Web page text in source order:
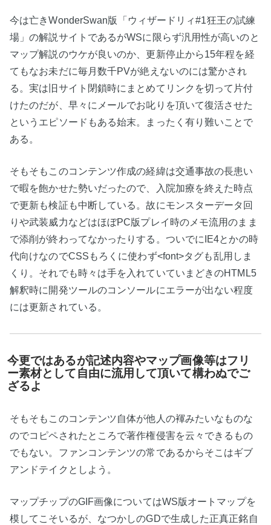
今は亡きWonderSwan版「ウィザードリィ#1狂王の試練
場」の解説サイトであるがWSに限らず汎用性が高いのと
マップ解説のウケが良いのか、更新停止から15年程を経
てもなお未だに毎月数千PVが絶えないのには驚かされ
る。実は旧サイト閉鎖時にまとめてリンクを切って片付
けたのだが、早々にメールでお叱りを頂いて復活させた
というエピソードもある始末。まったく有り難いことで
ある。
そもそもこのコンテンツ作成の経緯は交通事故の長患い
で暇を飽かせた勢いだったので、入院加療を終えた時点
で更新も検証も中断している。故にモンスターデータ回
りや武装威力などはほぼPC版プレイ時のメモ流用のまま
で添削が終わってなかったりする。ついでにIE4とかの時
代向けなのでCSSもろくに使わず<font>タグも乱用しま
くり。それでも時々は手を入れていていまどきのHTML5
解釈時に開発ツールのコンソールにエラーが出ない程度
には更新されている。
今更ではあるが記述内容やマップ画像等はフリ
ー素材として自由に流用して頂いて構わぬでご
ざるよ
そもそもこのコンテンツ自体が他人の褌みたいなものな
のでコピペされたところで著作権侵害を云々できるもの
でもない。ファンコンテンツの常であるからそこはギブ
アンドテイクとしよう。
マップチップのGIF画像についてはWS版オートマップを
模してこそいるが、なつかしのGDで生成した正真正銘自